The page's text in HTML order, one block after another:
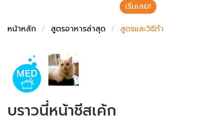
เริ่มเลย!
หน้าหลัก
สูตรอาหารล่าสุด สูตรและวิธีทำ
บราวนี่หน้าชีสเค้ก